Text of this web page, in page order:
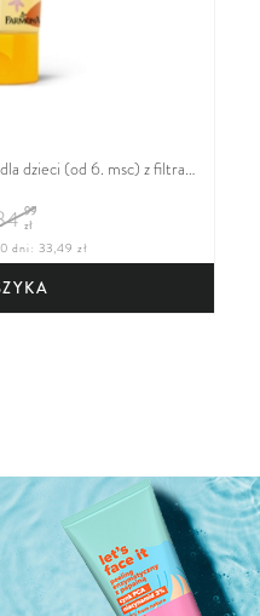
Bursztynowy wodoodporny krem dla dzieci (od 6. msc) z filtrami mineralnymi SPF 30
99
zł
dni: 33,49 zł